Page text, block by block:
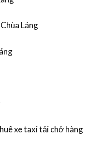
Láng
xe taxi tải chở hàng